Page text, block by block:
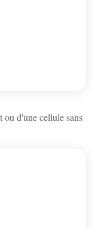
ou d'une cellule sans